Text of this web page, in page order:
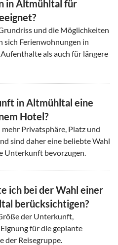
in Altmühltal für
und die Möglichkeiten
sich Ferienwohnungen in
als auch für längere
in Altmühltal eine
Hotel?
Privatsphäre, Platz und
sind daher eine beliebte Wahl
Unterkunft bevorzugen.
ich bei der Wahl einer
berücksichtigen?
der Unterkunft,
für die geplante
der Reisegruppe.